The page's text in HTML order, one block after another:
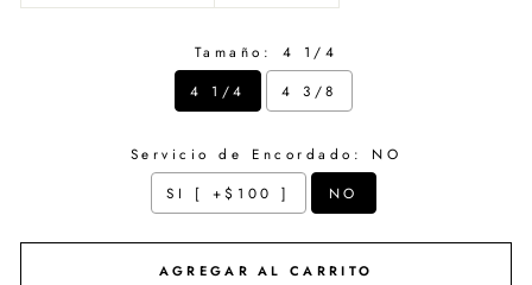
Tamaño:
4 1/4
4 1/4
4 3/8
Servicio de Encordado:
NO
SI [ +$100 ]
NO
Selection will add$ 0.00 to the price
AGREGAR AL CARRITO